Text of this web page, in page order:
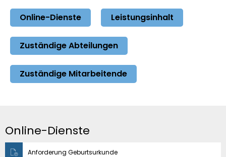
Online-Dienste Leistungsinhalt
Zuständige Abteilungen
Zuständige Mitarbeitende
Online-Dienste
Anforderung Geburtsurkunde